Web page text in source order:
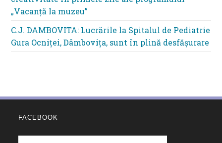
„Vacanță la muzeu”
C.J. DAMBOVITA: Lucrările la Spitalul de Pediatrie
Gura Ocniței, Dâmbovița, sunt în plină desfășurare
FACEBOOK